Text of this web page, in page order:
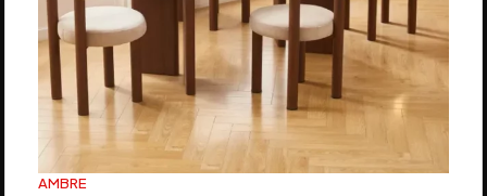
AMBRE